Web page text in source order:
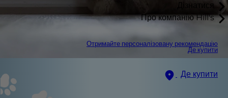
Дізнатися
Про компанію Hill's
Отримайте персоналізовану рекомендацію
Де купити
Де купити